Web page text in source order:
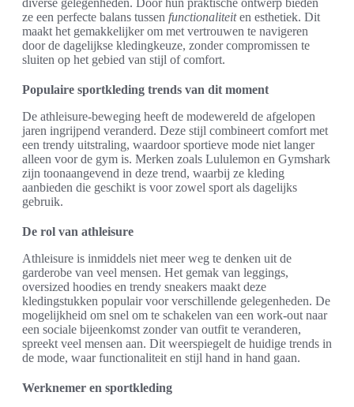
diverse gelegenheden. Door hun praktische ontwerp bieden
ze een perfecte balans tussen functionaliteiten esthetiek. Dit
maakt het gemakkelijker om met vertrouwen te navigeren
door de dagelijkse kledingkeuze, zonder compromissen te
sluiten op het gebied van stijl of comfort.
Populaire sportkleding trends van dit moment
De athleisure-beweging heeft de modewereld de afgelopen
jaren ingrijpend veranderd. Deze stijl combineert comfort met
een trendy uitstraling, waardoor sportieve mode niet langer
alleen voor de gym is. Merken zoals Lululemon en Gymshark
zijn toonaangevend in deze trend, waarbij ze kleding
aanbieden die geschikt is voor zowel sport als dagelijks
gebruik.
De rol van athleisure
Athleisure is inmiddels niet meer weg te denken uit de
garderobe van veel mensen. Het gemak van leggings,
oversized hoodies en trendy sneakers maakt deze
kledingstukken populair voor verschillende gelegenheden. De
mogelijkheid om snel om te schakelen van een work-out naar
een sociale bijeenkomst zonder van outfit te veranderen,
spreekt veel mensen aan. Dit weerspiegelt de huidige trends in
de mode, waar functionaliteit en stijl hand in hand gaan.
Werknemer en sportkleding